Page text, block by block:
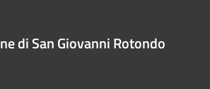
di San Giovanni Rotondo